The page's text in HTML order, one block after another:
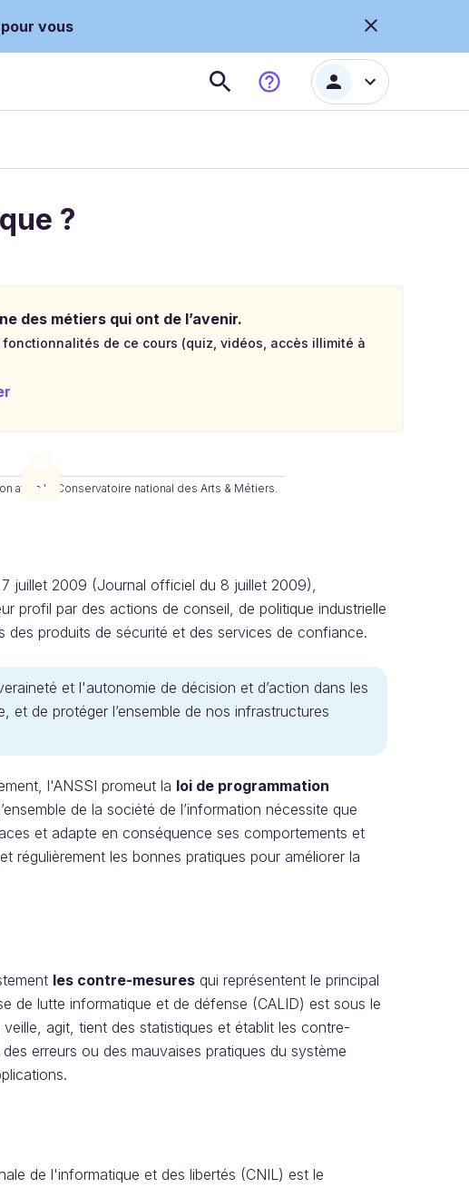
vous
?
des métiers qui ont de l’avenir.
de ce cours (quiz, vidéos, accès illimité à
avec le Conservatoire national des Arts & Métiers.
juillet 2009 (Journal officiel du 8 juillet 2009),
profil par des actions de conseil, de politique industrielle
des produits de sécurité et des services de confiance.
et l'autonomie de décision et d’action dans les
et de protéger l’ensemble de nos infrastructures
l'ANSSI promeut la loi de programmation
de la société de l’information nécessite que
et adapte en conséquence ses comportements et
régulièrement les bonnes pratiques pour améliorer la
les contre-mesures qui représentent le principal
de lutte informatique et de défense (CALID) est sous le
agit, tient des statistiques et établit les contre-
erreurs ou des mauvaises pratiques du système
de l'informatique et des libertés (CNIL) est le